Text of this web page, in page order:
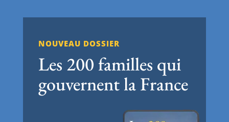
NOUVEAU DOSSIER
Les 200 familles qui
gouvernent la France